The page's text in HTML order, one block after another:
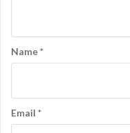
t
i
n
Name*
Email *